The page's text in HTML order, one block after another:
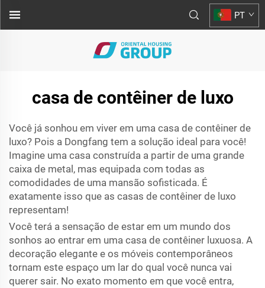
PT
casa de contêiner de luxo
Você já sonhou em viver em uma casa de contêiner de
luxo? Pois a Dongfang tem a solução ideal para você!
Imagine uma casa construída a partir de uma grande
caixa de metal, mas equipada com todas as
comodidades de uma mansão sofisticada. É
exatamente isso que as casas de contêiner de luxo
representam!
Você terá a sensação de estar em um mundo dos
sonhos ao entrar em uma casa de contêiner luxuosa. A
decoração elegante e os móveis contemporâneos
tornam este espaço um lar do qual você nunca vai
querer sair. No exato momento em que você entra,